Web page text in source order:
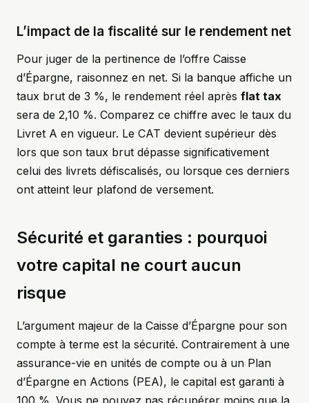
L’impact de la fiscalité sur le rendement net
Pour juger de la pertinence de l’offre Caisse
d’Épargne, raisonnez en net. Si la banque affiche un
taux brut de 3 %, le rendement réel après flat tax
sera de 2,10 %. Comparez ce chiffre avec le taux du
Livret A en vigueur. Le CAT devient supérieur dès
lors que son taux brut dépasse significativement
celui des livrets défiscalisés, ou lorsque ces derniers
ont atteint leur plafond de versement.
Sécurité et garanties : pourquoi
votre capital ne court aucun
risque
L’argument majeur de la Caisse d’Épargne pour son
compte à terme est la sécurité. Contrairement à une
assurance-vie en unités de compte ou à un Plan
d’Épargne en Actions (PEA), le capital est garanti à